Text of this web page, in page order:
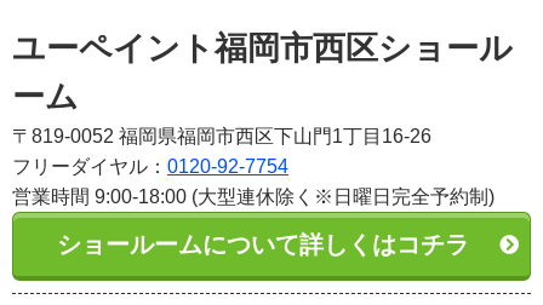
ユーペイント福岡市西区ショール
ーム
〒819-0052 福岡県福岡市西区下山門1丁目16-26
フリーダイヤル： 0120-92-7754
営業時間 9:00-18:00 (大型連休除く※日曜日完全予約制)
ショールームについて詳しくはコチラ